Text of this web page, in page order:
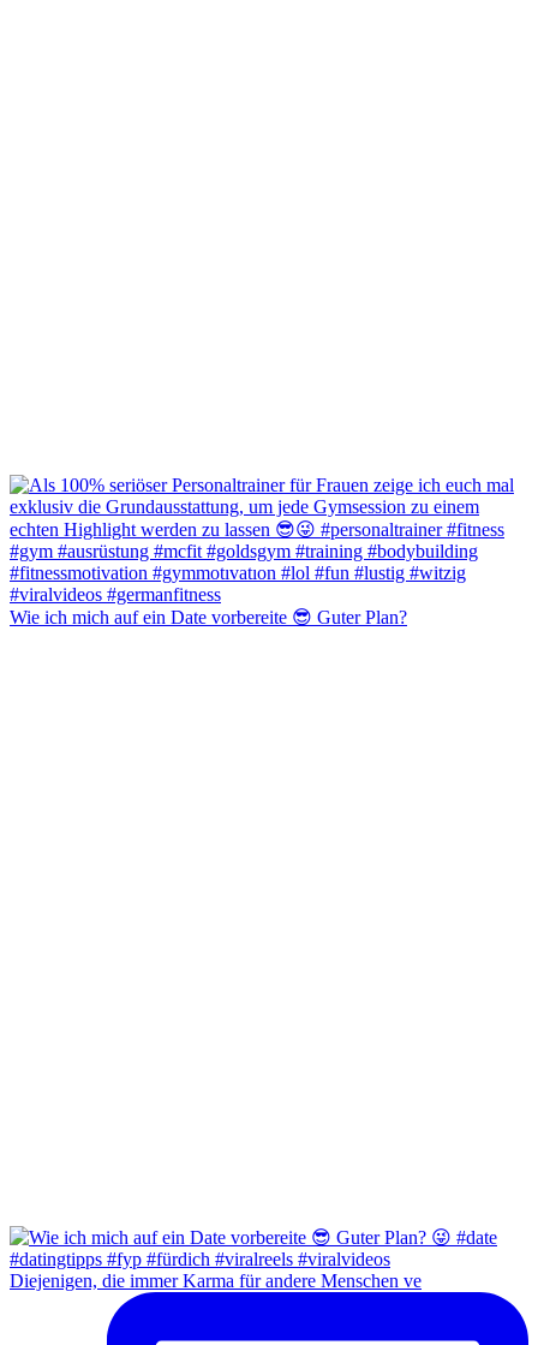
Wie ich mich auf ein Date vorbereite 😎 Guter Plan?
Diejenigen, die immer Karma für andere Menschen ve